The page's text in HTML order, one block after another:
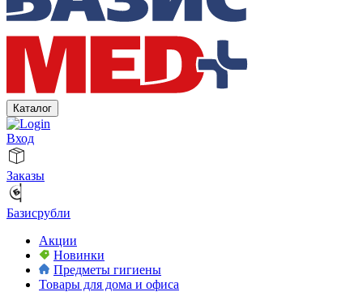
Каталог
Вход
Заказы
Базисрубли
Акции
Новинки
Предметы гигиены
Товары для дома и офиса